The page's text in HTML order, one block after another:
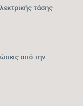
τάσης
από την